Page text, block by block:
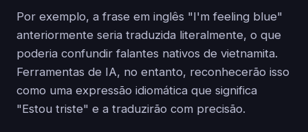
Por exemplo, a frase em inglês "I'm feeling blue"
anteriormente seria traduzida literalmente, o que
poderia confundir falantes nativos de vietnamita.
Ferramentas de IA, no entanto, reconhecerão isso
como uma expressão idiomática que significa
"Estou triste" e a traduzirão com precisão.